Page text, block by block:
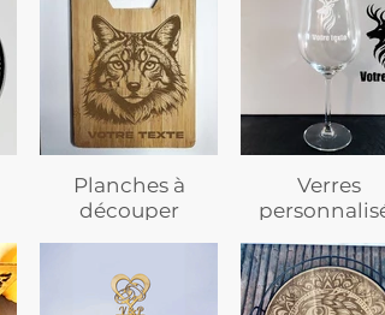
Planches à
découper
Verres